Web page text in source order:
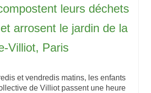
leurs déchets
arrosent le jardin de la
Villiot, Paris
et vendredis matins, les enfants
de Villiot passent une heure